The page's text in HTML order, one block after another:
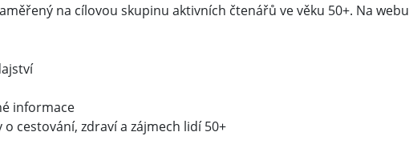
na cílovou skupinu aktivních čtenářů ve věku 50+. Na webu
informace
o cestování, zdraví a zájmech lidí 50+